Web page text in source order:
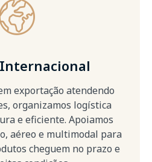
exportação atendendo
organizamos logística
e eficiente. Apoiamos
aéreo e multimodal para
cheguem no prazo e